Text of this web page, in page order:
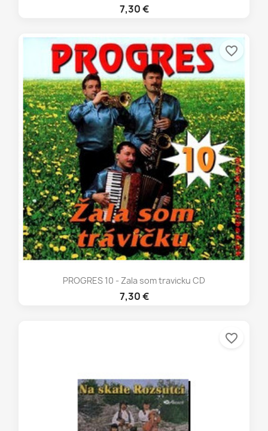
7,30 €
PROGRES 10 - Zala som travicku CD
7,30 €
favorite_border
favorite_border